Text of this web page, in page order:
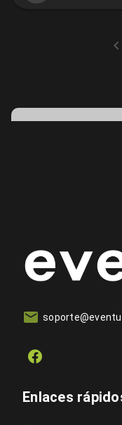
Enlaces